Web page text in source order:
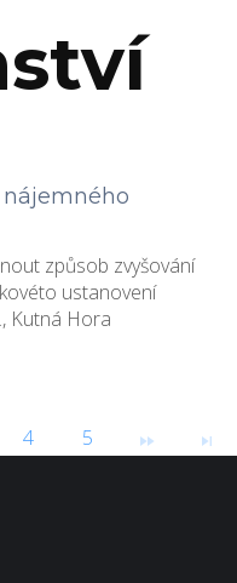
způsob zvyšování
ustanovení
Kutná Hora
4 5